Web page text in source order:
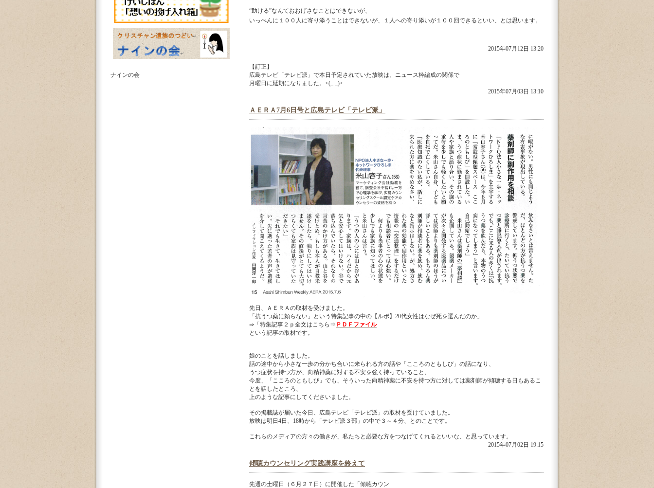
“助ける”なんておおげさなことはできないが、
いっぺんに１００人に寄り添うことはできないが、１人への寄り添いが１００回できるといい、とは思います。
2015年07月12日 13:20
【訂正】
広島テレビ「テレビ派」で本日予定されていた放映は、ニュース枠編成の関係で
月曜日に延期になりました。<(_ _)>
2015年07月03日 13:10
ＡＥＲＡ7月6日号と広島テレビ「テレビ派」
先日、ＡＥＲＡの取材を受けました。
「抗うつ薬に頼らない」という特集記事の中の【ルポ】20代女性はなぜ死を選んだのか」
⇒「特集記事２ｐ全文はこちら⇒ ＰＤＦファイル
という記事の取材です。
娘のことを話しました。
話の途中から小さな一歩の分かち合いに来られる方の話や「こころのともしび」の話になり、
うつ症状を持つ方が、向精神薬に対する不安を強く持っていること、
今度、「こころのともしび」でも、そういった向精神薬に不安を持つ方に対しては薬剤師が傾聴する日もあるこ
とを話したところ、
上のような記事にしてくださいました。
その掲載誌が届いた今日、広島テレビ「テレビ派」の取材を受けていました。
放映は明日4日、18時から「テレビ派３部」の中で３～４分、とのことです。
これらのメディアの方々の働きが、私たちと必要な方をつなげてくれるといいな、と思っています。
2015年07月02日 19:15
傾聴カウンセリング実践講座を終えて
先週の土曜日（６月２７日）に開催した「傾聴カウン
ナインの会